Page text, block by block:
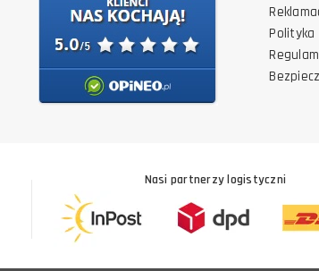
Polityka
Nasi partnerzy logistyczni